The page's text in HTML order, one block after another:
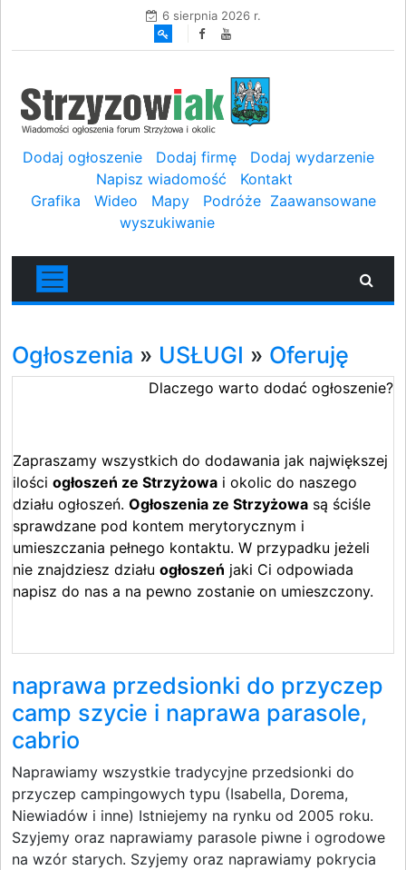
6 sierpnia 2026 r.
Dodaj ogłoszenie Dodaj firmę
Dodaj wydarzenie
Napisz wiadomość
Kontakt
Grafika
Wideo Mapy Podróże Zaawansowane
wyszukiwanie
Ogłoszenia » USŁUGI » Oferuję
Dlaczego warto dodać ogłoszenie?
Zapraszamy wszystkich do dodawania jak największej
ilości ogłoszeń ze Strzyżowa i okolic do naszego
działu ogłoszeń. Ogłoszenia ze Strzyżowa są ściśle
sprawdzane pod kontem merytorycznym i
umieszczania pełnego kontaktu. W przypadku jeżeli
nie znajdziesz działu ogłoszeń jaki Ci odpowiada
napisz do nas a na pewno zostanie on umieszczony.
naprawa przedsionki do przyczep
camp szycie i naprawa parasole,
cabrio
Naprawiamy wszystkie tradycyjne przedsionki do
przyczep campingowych typu (Isabella, Dorema,
Niewiadów i inne) Istniejemy na rynku od 2005 roku.
Szyjemy oraz naprawiamy parasole piwne i ogrodowe
na wzór starych. Szyjemy oraz naprawiamy pokrycia